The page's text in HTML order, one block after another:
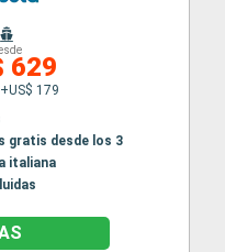
629
179
gratis desde los 3
italiana